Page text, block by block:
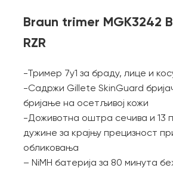
Braun trimer MGK3242
RZR
-Тример 7у1 за браду, лице и
-Садржи Gillete SkinGuard
бријање на осетљивој кожи
-Доживотна оштра сечива и 13
дужине за крајњу прецизност
обликовања
– NiMH батерија за 80 минута